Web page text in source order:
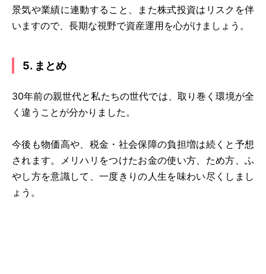
景気や業績に連動すること、また株式投資はリスクを伴
いますので、長期な視野で資産運用を心がけましょう。
5. まとめ
30年前の親世代と私たちの世代では、取り巻く環境が全
く違うことが分かりました。
今後も物価高や、税金・社会保障の負担増は続くと予想
されます。メリハリをつけたお金の使い方、ため方、ふ
やし方を意識して、一度きりの人生を味わい尽くしまし
ょう。